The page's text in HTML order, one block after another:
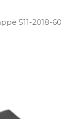
511­-2018­-60